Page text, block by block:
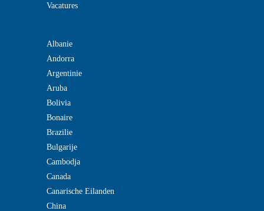
Vacatures
Albanie
Andorra
Argentinie
Aruba
Bolivia
Bonaire
Brazilie
Bulgarije
Cambodja
Canada
Canarische Eilanden
China